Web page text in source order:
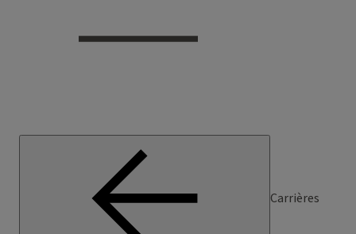
Carrières